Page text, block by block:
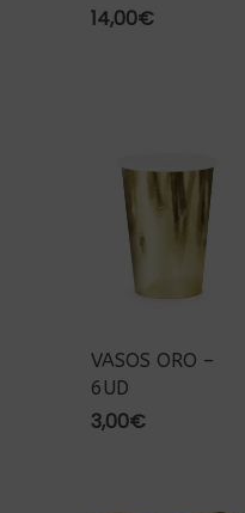
14,00€
VASOS ORO –
6UD
3,00€